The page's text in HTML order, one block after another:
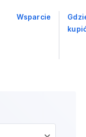
Wsparcie